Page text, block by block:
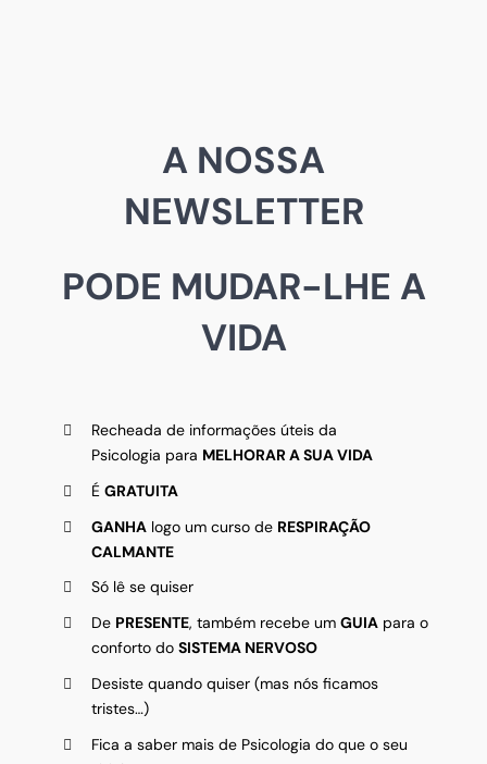
A NOSSA
NEWSLETTER
PODE MUDAR-LHE A
VIDA
Recheada de informações úteis da
Psicologia para MELHORAR A SUA VIDA
É GRATUITA
GANHAlogo um curso de RESPIRAÇÃO
CALMANTE
Só lê se quiser
De PRESENTE, também recebe um GUIApara o
conforto do SISTEMA NERVOSO
Desiste quando quiser (mas nós ficamos
tristes…)
Fica a saber mais de Psicologia do que o seu